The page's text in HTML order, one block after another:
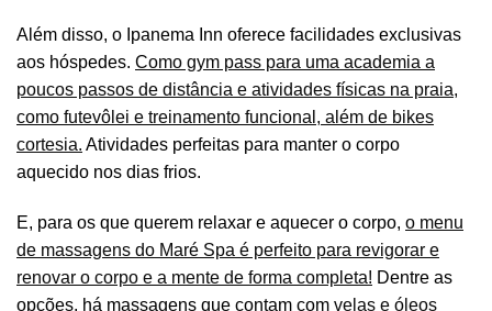
Além disso, o Ipanema Inn oferece facilidades exclusivas
aos hóspedes. Como gym pass para uma academia a
poucos passos de distância e atividades físicas na praia,
como futevôlei e treinamento funcional, além de bikes
cortesia. Atividades perfeitas para manter o corpo
aquecido nos dias frios.
E, para os que querem relaxar e aquecer o corpo, o menu
de massagens do Maré Spa é perfeito para revigorar e
renovar o corpo e a mente de forma completa! Dentre as
opções, há massagens que contam com velas e óleos